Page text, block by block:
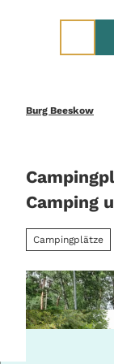
Burg Beeskow
Camping
Campingplätze